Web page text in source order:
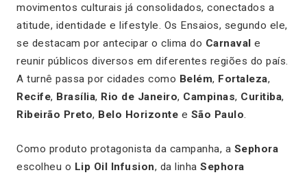
movimentos culturais já consolidados, conectados a
atitude, identidade e lifestyle. Os Ensaios, segundo ele,
se destacam por antecipar o clima do Carnaval e
reunir públicos diversos em diferentes regiões do país.
A turnê passa por cidades como Belém, Fortaleza,
Recife, Brasília, Rio de Janeiro, Campinas, Curitiba,
Ribeirão Preto, Belo Horizonte e São Paulo.
Como produto protagonista da campanha, a Sephora
escolheu o Lip Oil Infusion, da linha Sephora